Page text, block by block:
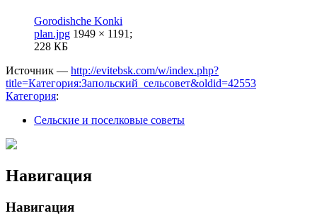
Gorodishche Konki
plan.jpg 1949 × 1191;
228 КБ
Источник — http://evitebsk.com/w/index.php?
title=Категория:Запольский_сельсовет&oldid=42553
Категория:
Сельские и поселковые советы
Навигация
Навигация